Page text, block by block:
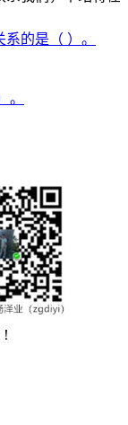
的是（ ）。
。